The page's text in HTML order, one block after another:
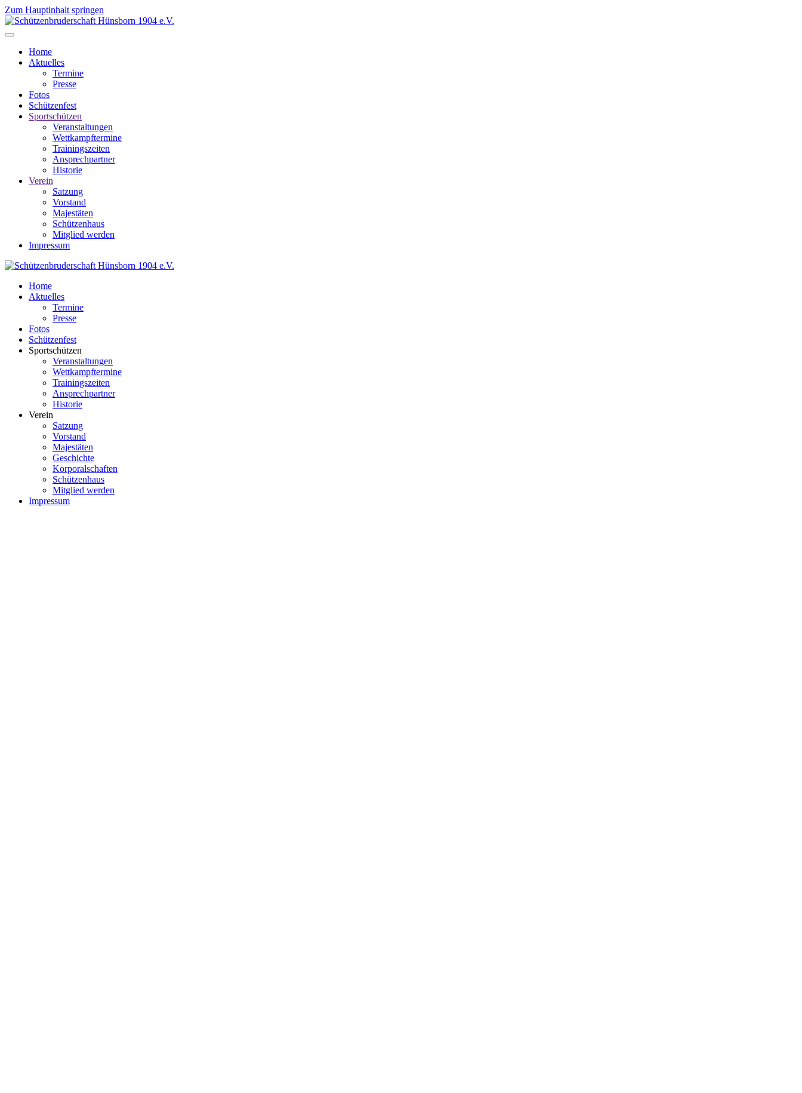
Zum Hauptinhalt springen
Home
Aktuelles
Termine
Presse
Fotos
Schützenfest
Sportschützen
Veranstaltungen
Wettkampftermine
Trainingszeiten
Ansprechpartner
Historie
Verein
Satzung
Vorstand
Majestäten
Schützenhaus
Mitglied werden
Impressum
Home
Aktuelles
Termine
Presse
Fotos
Schützenfest
Sportschützen
Veranstaltungen
Wettkampftermine
Trainingszeiten
Ansprechpartner
Historie
Verein
Satzung
Vorstand
Majestäten
Geschichte
Korporalschaften
Schützenhaus
Mitglied werden
Impressum